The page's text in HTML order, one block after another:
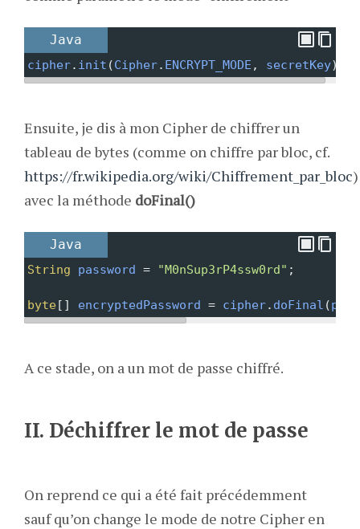
Java
cipher. init (Cipher. ENCRYPT_MODE , secretKey);
Ensuite, je dis à mon Cipher de chiffrer un
tableau de bytes (comme on chiffre par bloc, cf.
https://fr.wikipedia.org/wiki/Chiffrement_par_bloc)
avec la méthode doFinal()
Java
String password = "M0nSup3rP4ssw0rd" ;
byte[] encryptedPassword = cipher. doFinal (
A ce stade, on a un mot de passe chiffré.
II. Déchiffrer le mot de passe
On reprend ce qui a été fait précédemment
sauf qu’on change le mode de notre Cipher en